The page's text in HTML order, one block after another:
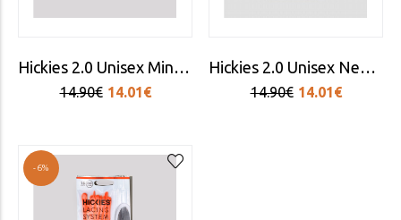
Hickies 2.0 Unisex Mint Laces
14.90€ 14.01€
Hickies 2.0 Unisex Neon Multi Laces
14.90€ 14.01€
-6%